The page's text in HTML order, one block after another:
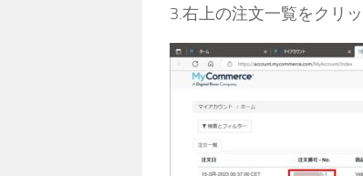
3.右上の注文一覧をクリ